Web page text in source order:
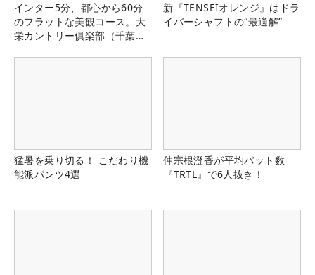
インター5分、都心から60分
のフラットな美観コース。大
栄カントリー俱楽部（千葉
新『TENSEIオレンジ』はドラ
イバーシャフトの“最適解”
猛暑を乗り切る！ こだわり機
能派パンツ4選
仲宗根澄香が平均パット数
『TRTL』で6人抜き！